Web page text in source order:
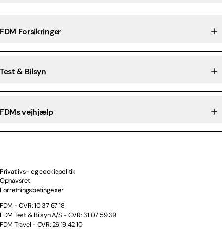
FDM Forsikringer
Test & Bilsyn
FDMs vejhjælp
Privatlivs- og cookiepolitik
Ophavsret
Forretningsbetingelser
FDM - CVR: 10 37 67 18
FDM Test & Bilsyn A/S - CVR: 31 07 59 39
FDM Travel - CVR: 26 19 42 10